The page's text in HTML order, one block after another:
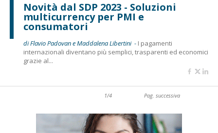
Novità dal SDP 2023 - Soluzioni
multicurrency per PMI e
consumatori
di Flavio Padovan e Maddalena Libertini - I pagamenti
internazionali diventano più semplici, trasparenti ed economici
grazie al...
1/4 Pag. successiva